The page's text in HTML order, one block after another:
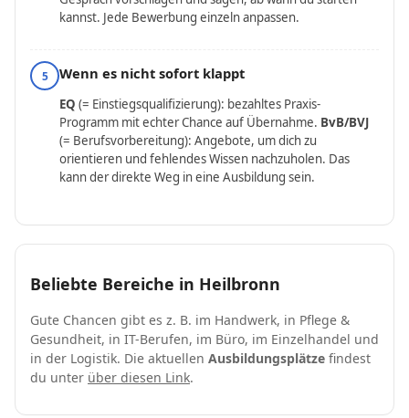
kannst. Jede Bewerbung einzeln anpassen.
5 Wenn es nicht sofort klappt
EQ (= Einstiegsqualifizierung): bezahltes Praxis-
Programm mit echter Chance auf Übernahme. BvB/BVJ
(= Berufsvorbereitung): Angebote, um dich zu
orientieren und fehlendes Wissen nachzuholen. Das
kann der direkte Weg in eine Ausbildung sein.
Beliebte Bereiche in Heilbronn
Gute Chancen gibt es z. B. im Handwerk, in Pflege &
Gesundheit, in IT-Berufen, im Büro, im Einzelhandel und
in der Logistik. Die aktuellen Ausbildungsplätze findest
du unter über diesen Link.